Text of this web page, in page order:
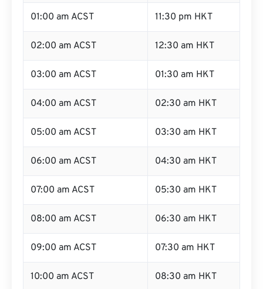
01:00 am ACST 11:30 pm HKT
02:00 am ACST 12:30 am HKT
03:00 am ACST 01:30 am HKT
04:00 am ACST 02:30 am HKT
05:00 am ACST 03:30 am HKT
06:00 am ACST 04:30 am HKT
07:00 am ACST 05:30 am HKT
08:00 am ACST 06:30 am HKT
09:00 am ACST 07:30 am HKT
10:00 am ACST 08:30 am HKT